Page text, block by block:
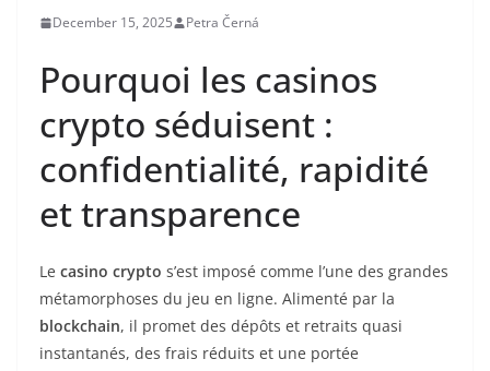
December 15, 2025 Petra Černá
Pourquoi les casinos
crypto séduisent :
confidentialité, rapidité
et transparence
Le casino crypto s’est imposé comme l’une des grandes
métamorphoses du jeu en ligne. Alimenté par la
blockchain, il promet des dépôts et retraits quasi
instantanés, des frais réduits et une portée